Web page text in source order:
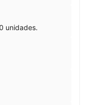
unidades.